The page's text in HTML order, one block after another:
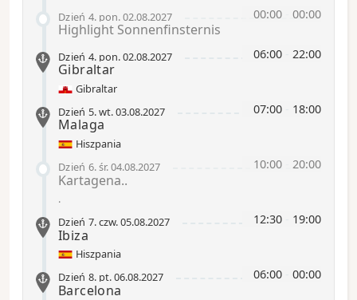
00:00 00:00
Dzień 4. pon.02.08.2027
Highlight Sonnenfinsternis
06:00 22:00
Dzień 4. pon.02.08.2027
Gibraltar
Gibraltar
07:00 18:00
Dzień 5.wt.03.08.2027
Malaga
Hiszpania
10:00 20:00
Dzień 6.śr.04.08.2027
Kartagena..
.
12:30 19:00
Dzień 7.czw.05.08.2027
Ibiza
Hiszpania
06:00 00:00
Dzień 8. pt.06.08.2027
Barcelona